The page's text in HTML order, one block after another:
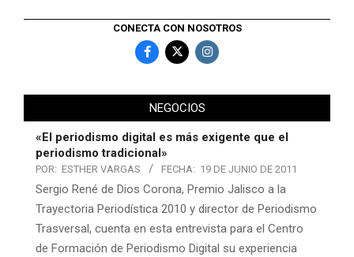
CONECTA CON NOSOTROS
NEGOCIOS
«El periodismo digital es más exigente que el
periodismo tradicional»
POR: ESTHER VARGAS FECHA: 19 DE JUNIO DE 2011
Sergio René de Dios Corona, Premio Jalisco a la
Trayectoria Periodística 2010 y director de Periodismo
Trasversal, cuenta en esta entrevista para el Centro
de Formación de Periodismo Digital su experiencia